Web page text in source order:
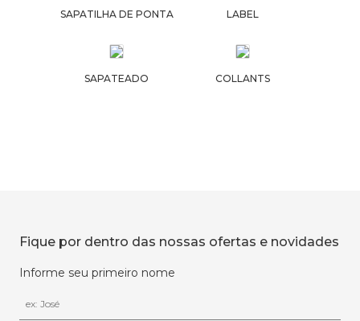
SAPATILHA DE PONTA LABEL
SAPATEADO COLLANTS
Fique por dentro das nossas ofertas e novidades
Informe seu primeiro nome